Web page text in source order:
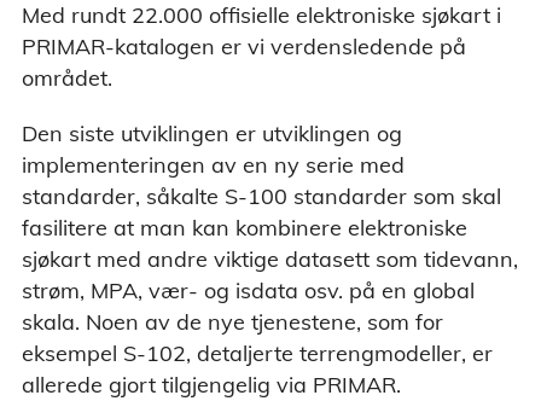
Med rundt 22.000 offisielle elektroniske sjøkart i
PRIMAR-katalogen er vi verdensledende på
området.
Den siste utviklingen er utviklingen og
implementeringen av en ny serie med
standarder, såkalte S-100 standarder som skal
fasilitere at man kan kombinere elektroniske
sjøkart med andre viktige datasett som tidevann,
strøm, MPA, vær- og isdata osv. på en global
skala. Noen av de nye tjenestene, som for
eksempel S-102, detaljerte terrengmodeller, er
allerede gjort tilgjengelig via PRIMAR.